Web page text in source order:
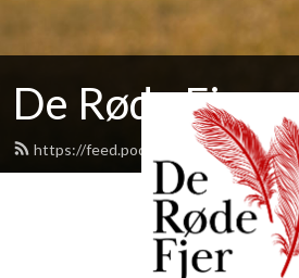
De Røde Fjer
https://feed.podbean.com/